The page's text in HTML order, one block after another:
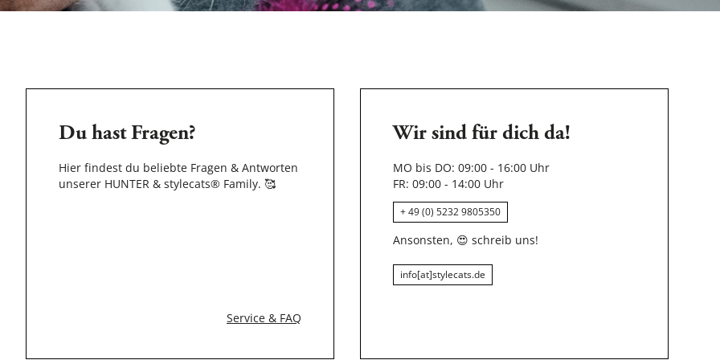
Du hast Fragen?
Hier findest du beliebte Fragen & Antworten
unserer HUNTER & stylecats® Family. 🥰
Service & FAQ
Wir sind für dich da!
MO bis DO: 09:00 - 16:00 Uhr
FR: 09:00 - 14:00 Uhr
+ 49 (0) 5232 9805350
Ansonsten, 😍 schreib uns!
info[at]stylecats.de